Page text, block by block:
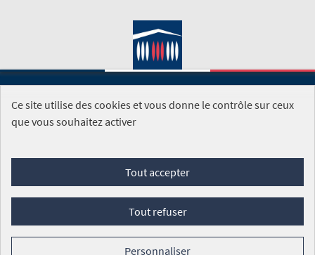
SITE DE L'ASSEMBLÉE NATIONALE
Foire aux questions
Conditions générales d'utilisation (CGU)
Mentions légales
Cookies
Ce site utilise des cookies et vous donne le contrôle sur ceux
que vous souhaitez activer
Tout accepter
Tout refuser
Personnaliser